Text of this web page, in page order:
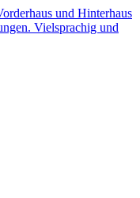
und Hinterhaus
Vielsprachig und